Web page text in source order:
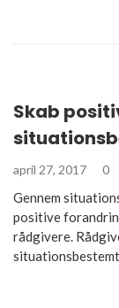
Skab
april 27, 2017 0
Gennem
positive
rådgivere.